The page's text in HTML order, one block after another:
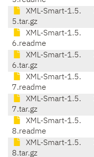
XML-Smart-1.5.
5.tar.gz
XML-Smart-1.5.
6.readme
XML-Smart-1.5.
6.tar.gz
XML-Smart-1.5.
7.readme
XML-Smart-1.5.
7.tar.gz
XML-Smart-1.5.
8.readme
XML-Smart-1.5.
8.tar.gz